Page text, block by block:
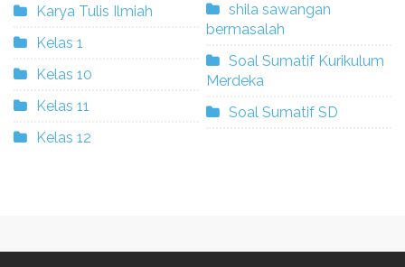
Karya Tulis Ilmiah
Kelas 1
Kelas 10
Kelas 11
Kelas 12
shila sawangan
bermasalah
Soal Sumatif Kurikulum
Merdeka
Soal Sumatif SD